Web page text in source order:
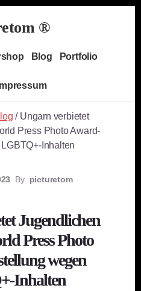
®
Blog Portfolio
Impressum
/Ungarn verbietet
Press Photo Award-
Inhalten
By picturetom
Jugendlichen
Press Photo
wegen
Inhalten